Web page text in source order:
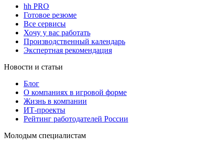
hh PRO
Готовое резюме
Все сервисы
Хочу у вас работать
Производственный календарь
Экспертная рекомендация
Новости и статьи
Блог
О компаниях в игровой форме
Жизнь в компании
ИТ-проекты
Рейтинг работодателей России
Молодым специалистам